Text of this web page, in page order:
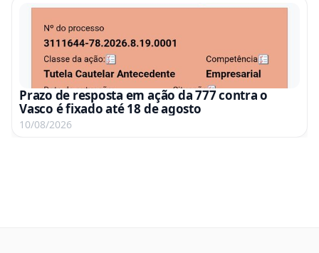
Prazo de resposta em ação da 777 contra o
Vasco é fixado até 18 de agosto
10/08/2026